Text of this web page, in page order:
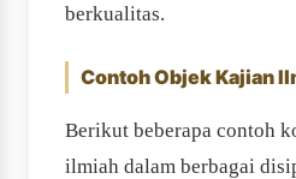
berkualitas.
Contoh Objek Kajian
Berikut beberapa contoh
ilmiah dalam berbagai